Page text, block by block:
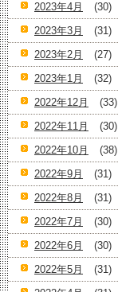
2023年4月
(30)
2023年3月
(31)
2023年2月
(27)
2023年1月
(32)
2022年12月
(33)
2022年11月
(30)
2022年10月
(38)
2022年9月
(31)
2022年8月
(31)
2022年7月
(30)
2022年6月
(30)
2022年5月
(31)